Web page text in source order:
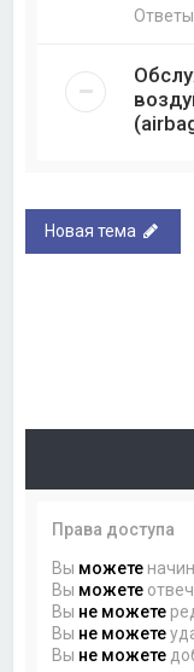
Новая тема
Права доступа
Вы можете
Вы можете
Вы не можете
Вы не можете
Вы не можете